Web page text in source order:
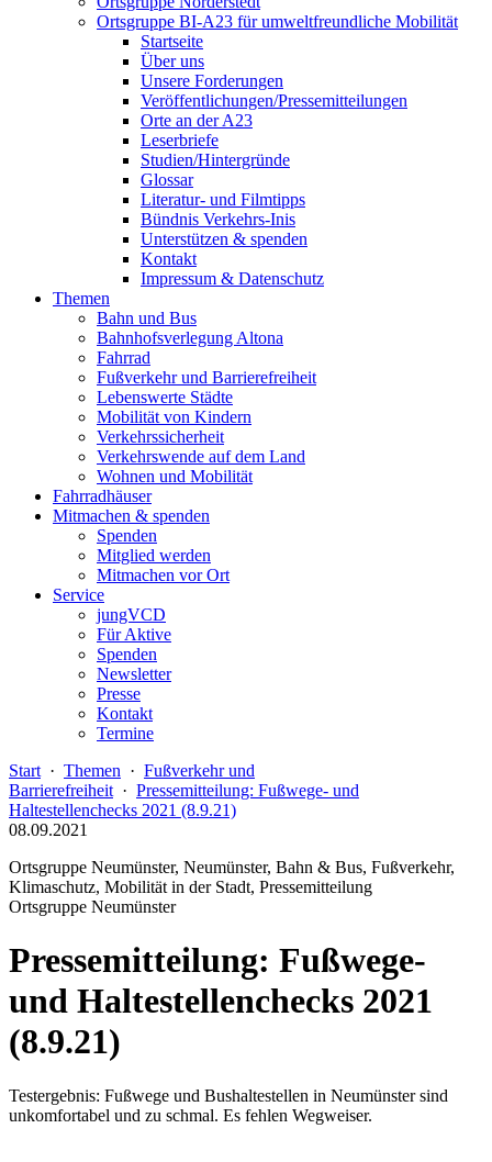
Ortsgruppe BI-A23 für umweltfreundliche Mobilität
Startseite
Über uns
Unsere Forderungen
Veröffentlichungen/Pressemitteilungen
Orte an der A23
Leserbriefe
Studien/Hintergründe
Glossar
Literatur- und Filmtipps
Bündnis Verkehrs-Inis
Unterstützen & spenden
Kontakt
Impressum & Datenschutz
Themen
Bahn und Bus
Bahnhofsverlegung Altona
Fahrrad
Fußverkehr und Barrierefreiheit
Lebenswerte Städte
Mobilität von Kindern
Verkehrssicherheit
Verkehrswende auf dem Land
Wohnen und Mobilität
Fahrradhäuser
Mitmachen & spenden
Spenden
Mitglied werden
Mitmachen vor Ort
Service
jungVCD
Für Aktive
Spenden
Newsletter
Presse
Kontakt
Termine
Start · Themen · Fußverkehr und
Barrierefreiheit · Pressemitteilung: Fußwege- und
Haltestellenchecks 2021 (8.9.21)
08.09.2021
Ortsgruppe Neumünster, Neumünster, Bahn & Bus, Fußverkehr,
Klimaschutz, Mobilität in der Stadt, Pressemitteilung
Ortsgruppe Neumünster
Pressemitteilung: Fußwege-
und Haltestellenchecks 2021
(8.9.21)
Testergebnis: Fußwege und Bushaltestellen in Neumünster sind
unkomfortabel und zu schmal. Es fehlen Wegweiser.